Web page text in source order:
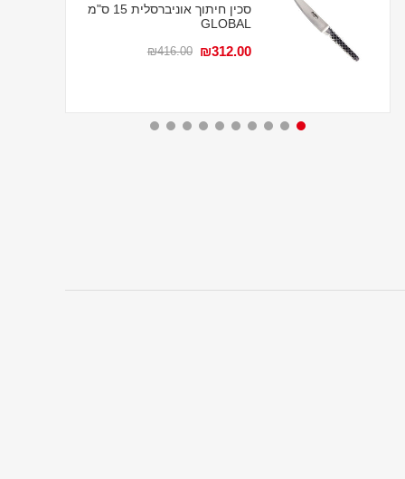
סכין חיתוך אוניברסלית 15 ס"מ
GLOBAL
₪312.00
₪416.00